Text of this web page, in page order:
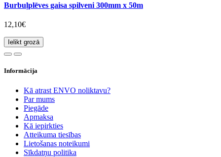
Burbuļplēves gaisa spilveni 300mm x 50m
12,10€
Ielikt grozā
Informācija
Kā atrast ENVO noliktavu?
Par mums
Piegāde
Apmaksa
Kā iepirkties
Atteikuma tiesības
Lietošanas noteikumi
Sīkdatņu politika